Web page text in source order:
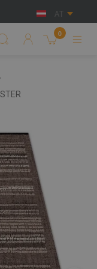
AT
0